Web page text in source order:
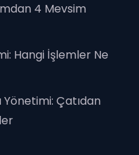
4 Mevsim
Hangi İşlemler Ne
Çatıdan